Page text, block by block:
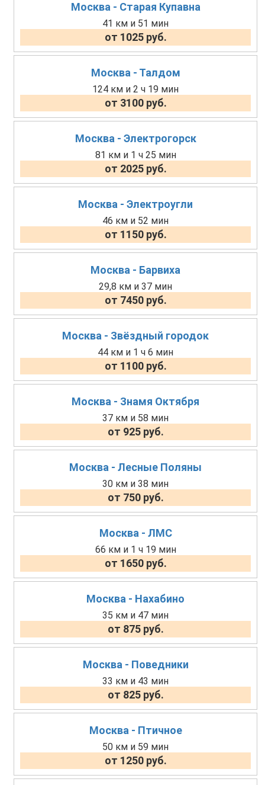
Москва - Старая Купавна
41 км и 51 мин
от 1025 руб.
Москва - Талдом
124 км и 2 ч 19 мин
от 3100 руб.
Москва - Электрогорск
81 км и 1 ч 25 мин
от 2025 руб.
Москва - Электроугли
46 км и 52 мин
от 1150 руб.
Москва - Барвиха
29,8 км и 37 мин
от 7450 руб.
Москва - Звёздный городок
44 км и 1 ч 6 мин
от 1100 руб.
Москва - Знамя Октября
37 км и 58 мин
от 925 руб.
Москва - Лесные Поляны
30 км и 38 мин
от 750 руб.
Москва - ЛМС
66 км и 1 ч 19 мин
от 1650 руб.
Москва - Нахабино
35 км и 47 мин
от 875 руб.
Москва - Поведники
33 км и 43 мин
от 825 руб.
Москва - Птичное
50 км и 59 мин
от 1250 руб.